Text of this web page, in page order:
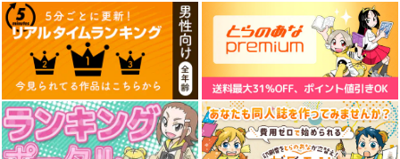
1,540 円（税込）
その他
香月舞
マジカルエミ
サンプル
カート
550 （税込）
その他
サンプル
カート
440円（税込）
その他 亜美 リエ
サンプル
カート